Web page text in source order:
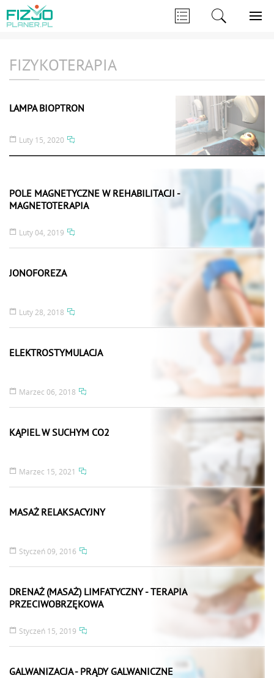
FIZYKOTERAPIA
LAMPA BIOPTRON
Luty 15, 2020
POLE MAGNETYCZNE W REHABILITACJI -
MAGNETOTERAPIA
Luty 04, 2019
JONOFOREZA
Luty 28, 2018
ELEKTROSTYMULACJA
Marzec 06, 2018
KĄPIEL W SUCHYM CO2
Marzec 15, 2021
MASAŻ RELAKSACYJNY
Styczeń 09, 2016
DRENAŻ (MASAŻ) LIMFATYCZNY - TERAPIA
PRZECIWOBRZĘKOWA
Styczeń 15, 2019
GALWANIZACJA - PRĄDY GALWANICZNE